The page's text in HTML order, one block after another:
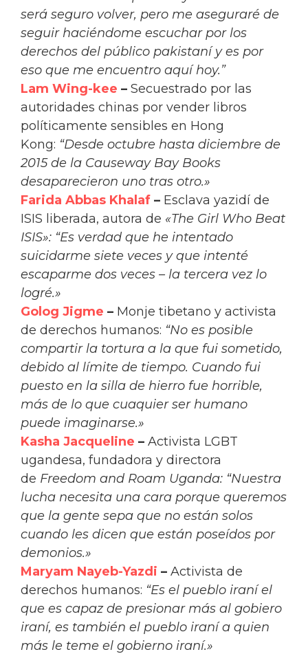
será seguro volver, pero me aseguraré de
seguir haciéndome escuchar por los
derechos del público pakistaní y es por
eso que me encuentro aquí hoy.”
Lam Wing-kee – Secuestrado por las
autoridades chinas por vender libros
políticamente sensibles en Hong
Kong: “Desde octubre hasta diciembre de
2015 de la Causeway Bay Books
desaparecieron uno tras otro.»
Farida Abbas Khalaf – Esclava yazidí de
ISIS liberada, autora de «The Girl Who Beat
ISIS»: “Es verdad que he intentado
suicidarme siete veces y que intenté
escaparme dos veces – la tercera vez lo
logré.»
Golog Jigme – Monje tibetano y activista
de derechos humanos: “No es posible
compartir la tortura a la que fui sometido,
debido al límite de tiempo. Cuando fui
puesto en la silla de hierro fue horrible,
más de lo que cuaquier ser humano
puede imaginarse.»
Kasha Jacqueline – Activista LGBT
ugandesa, fundadora y directora
de Freedom and Roam Uganda: “Nuestra
lucha necesita una cara porque queremos
que la gente sepa que no están solos
cuando les dicen que están poseídos por
demonios.»
Maryam Nayeb-Yazdi – Activista de
derechos humanos: “Es el pueblo iraní el
que es capaz de presionar más al gobiero
iraní, es también el pueblo iraní a quien
más le teme el gobierno iraní.»